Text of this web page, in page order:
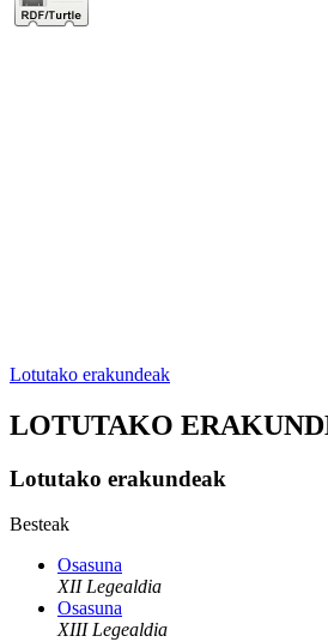
Lotutako erakundeak
LOTUTAKO
Lotutako erakundeak
Besteak
Osasuna
XII Legealdia
Osasuna
XIII Legealdia